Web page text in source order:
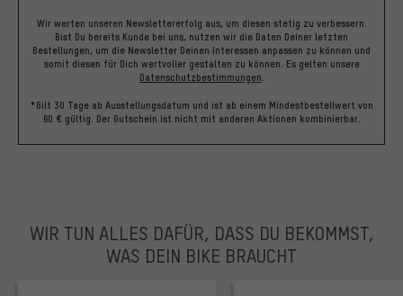
Wir werten unseren Newslettererfolg aus, um diesen stetig zu verbessern.
Bist Du bereits Kunde bei uns, nutzen wir die Daten Deiner letzten
Bestellungen, um die Newsletter Deinen Interessen anpassen zu können und
somit diesen für Dich wertvoller gestalten zu können. Es gelten unsere
Datenschutzbestimmungen.
*Gilt 30 Tage ab Ausstellungsdatum und ist ab einem Mindestbestellwert von
60 € gültig. Der Gutschein ist nicht mit anderen Aktionen kombinierbar.
WIR TUN ALLES DAFÜR, DASS DU BEKOMMST,
WAS DEIN BIKE BRAUCHT